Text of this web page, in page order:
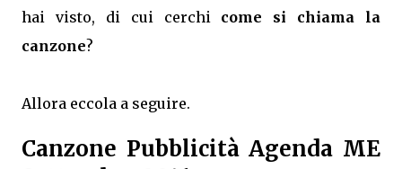
hai visto, di cui cerchi come si chiama la
canzone?
Allora eccola a seguire.
Canzone Pubblicità Agenda ME